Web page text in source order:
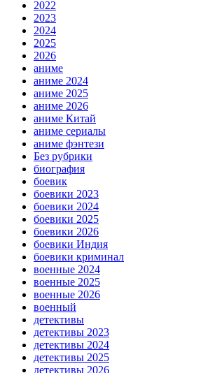
2022
2023
2024
2025
2026
аниме
аниме 2024
аниме 2025
аниме 2026
аниме Китай
аниме сериалы
аниме фэнтези
Без рубрики
биография
боевик
боевики 2023
боевики 2024
боевики 2025
боевики 2026
боевики Индия
боевики криминал
военные 2024
военные 2025
военные 2026
военный
детективы
детективы 2023
детективы 2024
детективы 2025
детективы 2026